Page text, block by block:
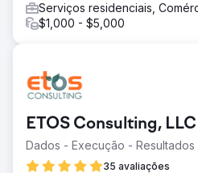
Serviços residenciais,
$1,000 - $5,000
ETOS Consulting, LLC
Dados - Execução - Resultados
35 avaliações